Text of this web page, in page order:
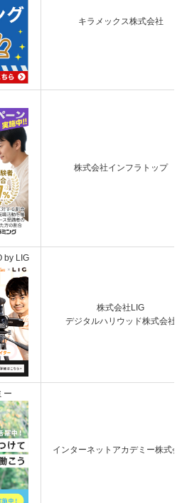
キラメックス株式会社
株式会社インフラトップ
by LIG
株式会社LIG
デジタルハリウッド株式会社
ー
インターネットアカデミー株式会